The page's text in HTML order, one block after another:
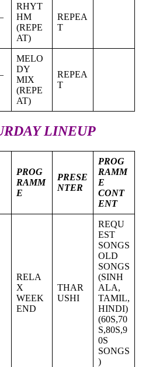
RHYT
HM
(REPE
AT)
REPEA
T
MELO
DY
MIX
(REPE
AT)
REPEA
T
LINEUP
PROG
RAMM
E
PRESE
NTER
PROG
RAMM
E
CONT
ENT
RELA
X
WEEK
END
THAR
USHI
REQU
EST
SONGS
OLD
SONGS
(SINH
ALA,
TAMIL,
HINDI)
(60S,70
S,80S,9
0S
SONGS
)